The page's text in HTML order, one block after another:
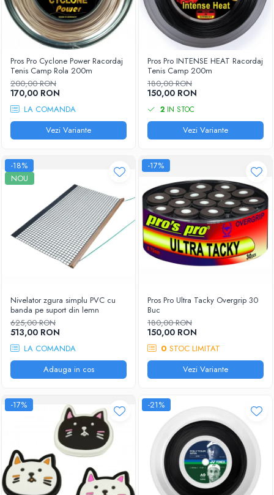
Pros Pro Cyclone Power Racordaj
Tenis Camp Rola 200m
200,00 RON
170,00 RON
LA COMANDA
Vezi Variante
Pros Pro INTENSE HEAT Racordaj
Tenis Camp 200m
180,00 RON
150,00 RON
2 IN STOC
Vezi Variante
-18%
NOU
Nivelator zgura simplu PVC cu
banda pe suport din lemn
625,00 RON
513,00 RON
LA COMANDA
Adauga in cos
-17%
Pros Pro Ultra Tacky Overgrip 30
Buc
180,00 RON
150,00 RON
0 STOC LIMITAT
Vezi Variante
-17% -21%